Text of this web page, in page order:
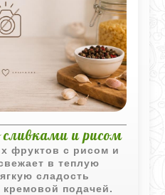
сливками и рисом
фруктов с рисом и
в теплую
сладость
подачей.